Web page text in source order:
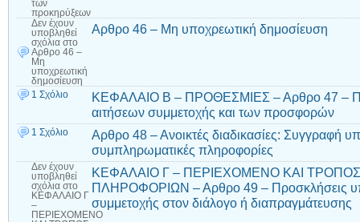
των
προκηρύξεων
Δεν έχουν
υποβληθεί
σχόλια στο
Αρθρο 46 –
Μη
υποχρεωτική
δημοσίευση
Αρθρο 46 – Μη υποχρεωτική δημοσίευση
1 Σχόλιο
ΚΕΦΑΛΑΙΟ Β – ΠΡΟΘΕΣΜΙΕΣ – Αρθρο 47 –
αιτήσεων συμμετοχής και των προσφορών
1 Σχόλιο
Αρθρο 48 – Ανοικτές διαδικασίες: Συγγραφή
συμπληρωματικές πληροφορίες
Δεν έχουν
υποβληθεί
σχόλια στο
ΚΕΦΑΛΑΙΟ Γ
–
ΠΕΡΙΕΧΟΜΕΝΟ
ΚΕΦΑΛΑΙΟ Γ – ΠΕΡΙΕΧΟΜΕΝΟ ΚΑΙ
ΠΛΗΡΟΦΟΡΙΩΝ – Αρθρο 49 – Προσκλήσεις
συμμετοχής στον διάλογο ή διαπραγμάτευσης